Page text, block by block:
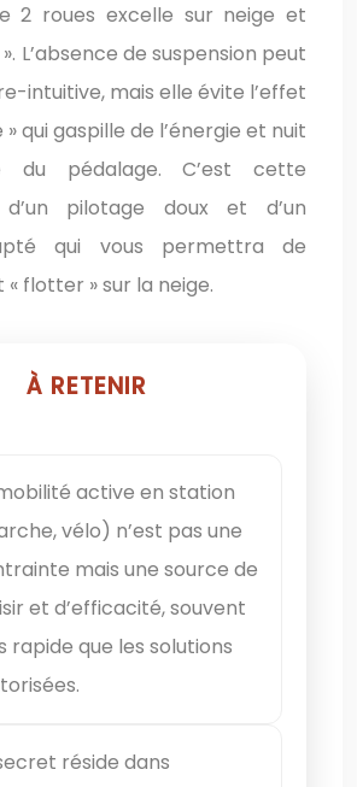
2 roues excelle sur neige et
L’absence de suspension peut
intuitive, mais elle évite l’effet
qui gaspille de l’énergie et nuit
pédalage. C’est cette
d’un pilotage doux et d’un
qui vous permettra de
flotter » sur la neige.
À RETENIR
active en station
vélo) n’est pas une
mais une source de
et d’efficacité, souvent
rapide que les solutions
réside dans